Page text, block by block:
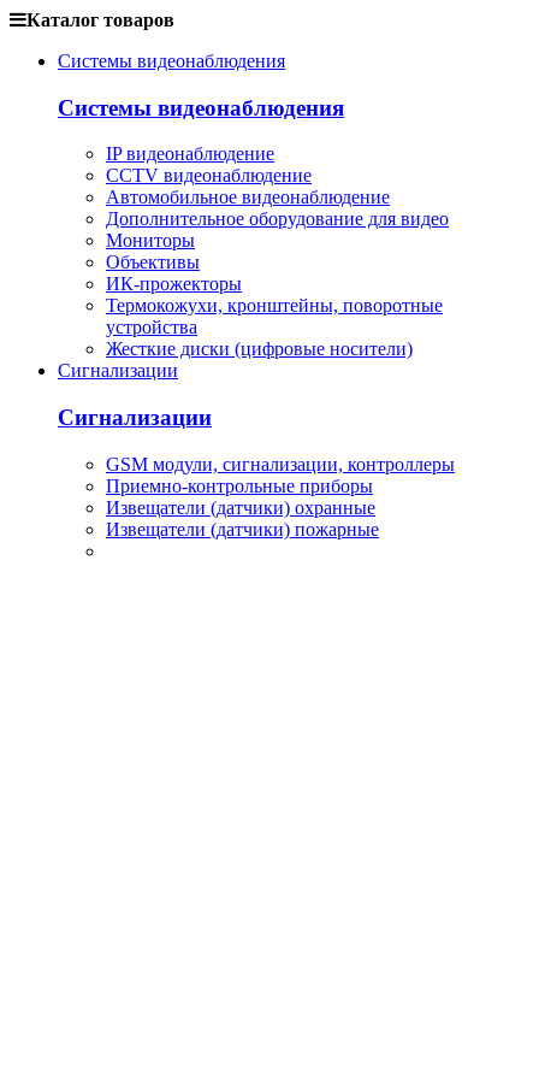
Каталог товаров
Системы видеонаблюдения
Системы видеонаблюдения
IP видеонаблюдение
CCTV видеонаблюдение
Автомобильное видеонаблюдение
Дополнительное оборудование для видео
Мониторы
Объективы
ИК-прожекторы
Термокожухи, кронштейны, поворотные
устройства
Жесткие диски (цифровые носители)
Сигнализации
Сигнализации
GSM модули, сигнализации, контроллеры
Приемно-контрольные приборы
Извещатели (датчики) охранные
Извещатели (датчики) пожарные